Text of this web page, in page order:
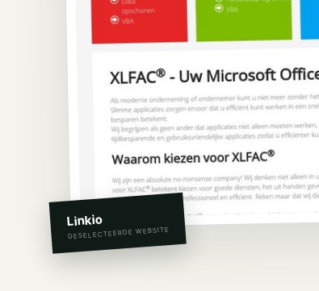
Linkio
GESELECTEERDE WEBSITE